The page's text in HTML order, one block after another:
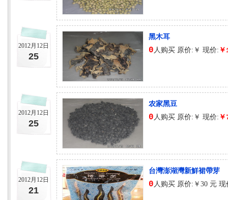
2012月12日
25
黑木耳
0 人购买 原价:￥ 现价:
2012月12日
25
农家黑豆
0 人购买 原价:￥ 现价:
2012月12日
21
台灣澎湖灣新鮮裙帶芽
0 人购买 原价:￥30 元 现